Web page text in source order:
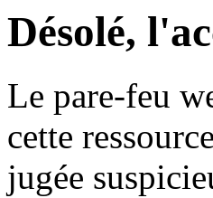
Désolé,
Le pare-feu
cette
jugée